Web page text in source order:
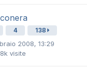
4 138
2008, 13:29
visite